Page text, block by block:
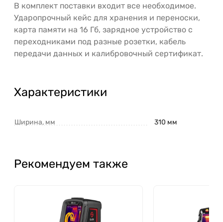
В комплект поставки входит все необходимое.
Ударопрочный кейс для хранения и переноски,
карта памяти на 16 Гб, зарядное устройство с
переходниками под разные розетки, кабель
передачи данных и калибровочный сертификат.
Характеристики
Ширина, мм 310 мм
Рекомендуем также